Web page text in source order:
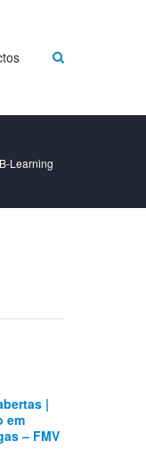
Learning
|
em
– FMV